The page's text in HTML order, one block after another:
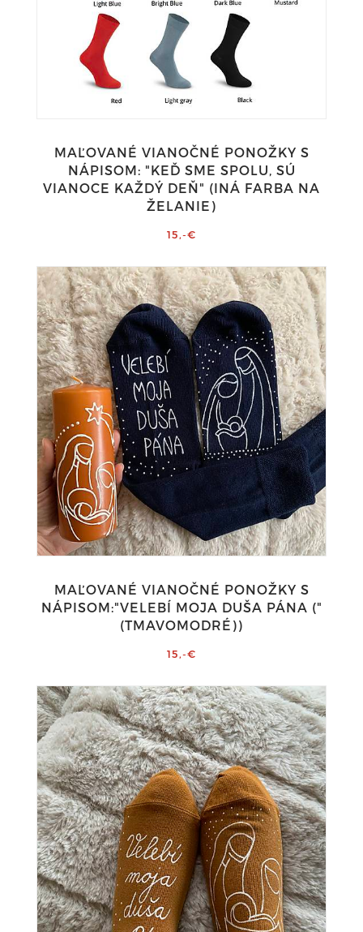
MAĽOVANÉ VIANOČNÉ PONOŽKY S
NÁPISOM: "KEĎ SME SPOLU, SÚ
VIANOCE KAŽDÝ DEŇ" (INÁ FARBA NA
ŽELANIE)
15,-€
MAĽOVANÉ VIANOČNÉ PONOŽKY S
NÁPISOM:"VELEBÍ MOJA DUŠA PÁNA ("
(TMAVOMODRÉ))
15,-€